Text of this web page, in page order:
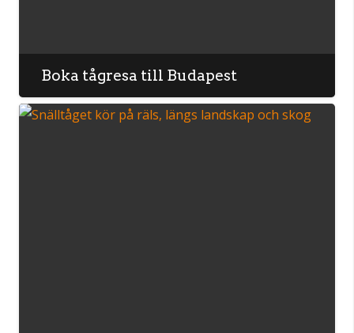
Boka tågresa till Budapest